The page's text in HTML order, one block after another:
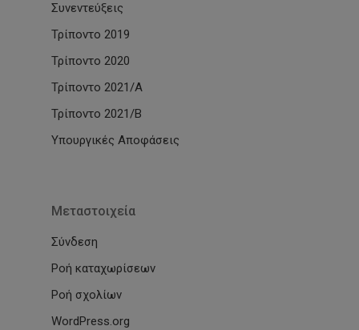
Συνεντεύξεις
Τρίποντο 2019
Τρίποντο 2020
Τρίποντο 2021/Α
Τρίποντο 2021/Β
Υπουργικές Αποφάσεις
Μεταστοιχεία
Σύνδεση
Ροή καταχωρίσεων
Ροή σχολίων
WordPress.org